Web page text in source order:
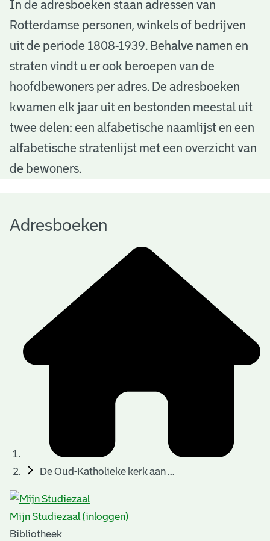
A
d
e
b
o
e
e
In de adresboeken staan adressen van
Rotterdamse personen, winkels of bedrijven
uit de periode 1808-1939. Behalve namen en
straten vindt u er ook beroepen van de
hoofdbewoners per adres. De adresboeken
kwamen elk jaar uit en bestonden meestal uit
twee delen: een alfabetische naamlijst en een
alfabetische stratenlijst met een overzicht van
de bewoners.
Adresboeken
De Oud-Katholieke kerk aan ...
Mijn Studiezaal (inloggen)
Bibliotheek